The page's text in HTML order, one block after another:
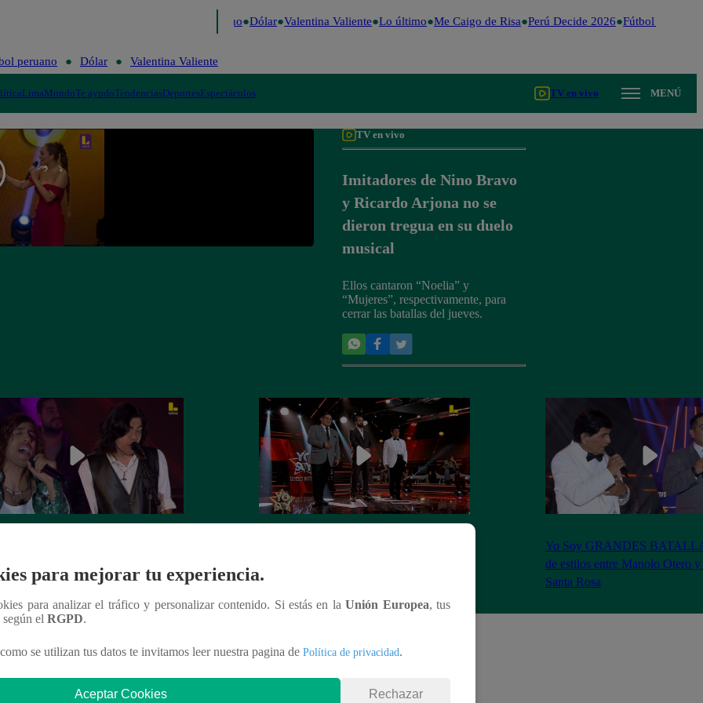
Fútbol peruano Dólar Valentina Valiente Lo último Me Caigo de Risa Perú Decide 2026 Fútbol peruano
peruano Dólar Valentina Valiente
LimaMundoTe ayudoTendenciasDeportesEspectáculos TV en vivo MENÚ
TV en vivo
Imitadores de Nino Bravo
y Ricardo Arjona no se
dieron tregua en su duelo
musical
Ellos cantaron “Noelia” y
“Mujeres”, respectivamente, para
cerrar las batallas del jueves.
Mateos
la batalla
Yo Soy GRANDES
de estilos entre Manolo Otero
Santa Rosa
para mejorar tu experiencia.
para analizar el tráfico y personalizar contenido. Si estás en laUnión Europea, tus
según el RGPD.
se utilizan tus datos te invitamos leer nuestra pagina de Política de privacidad.
Aceptar Cookies Rechazar